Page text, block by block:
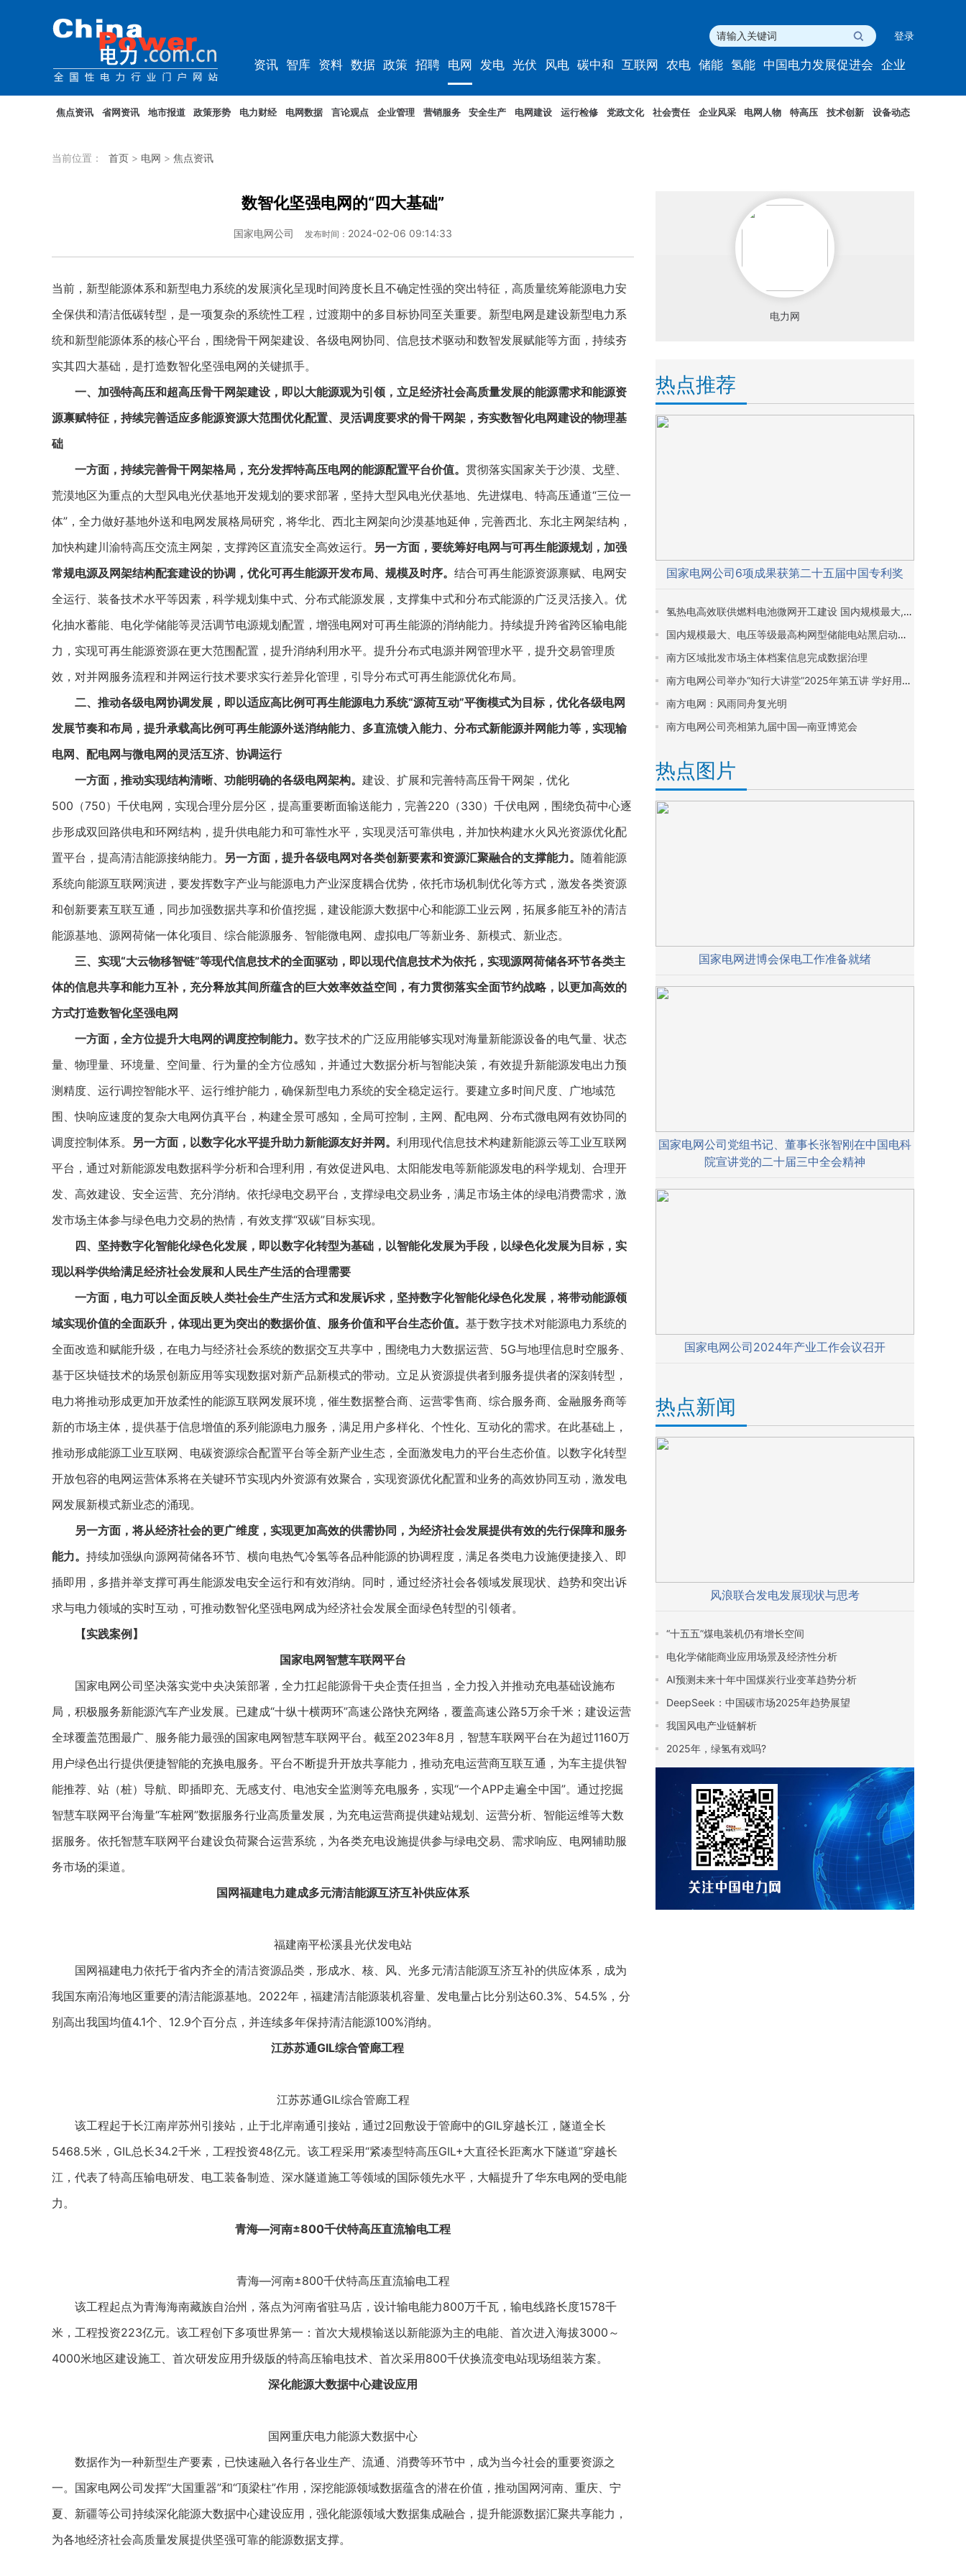
登录
资讯 智库 资料 数据 政策 招聘 电网 发电 光伏 风电 碳中和 互联网 农电 储能 氢能 中国电力发展促进会 企业
焦点资讯 省网资讯 地市报道 政策形势 电力财经 电网数据 言论观点 企业管理 营销服务 安全生产 电网建设 运行检修 党政文化 社会责任 企业风采 电网人物 特高压 技术创新 设备动态
当前位置： 首页 > 电网 > 焦点资讯
数智化坚强电网的“四大基础”
国家电网公司 发布时间： 2024-02-06 09:14:33
当前，新型能源体系和新型电力系统的发展演化呈现时间跨度长且不确定性强的突出特征，高质量统筹能源电力安
全保供和清洁低碳转型，是一项复杂的系统性工程，过渡期中的多目标协同至关重要。新型电网是建设新型电力系
统和新型能源体系的核心平台，围绕骨干网架建设、各级电网协同、信息技术驱动和数智发展赋能等方面，持续夯
实其四大基础，是打造数智化坚强电网的关键抓手。
一、加强特高压和超高压骨干网架建设，即以大能源观为引领，立足经济社会高质量发展的能源需求和能源资
源禀赋特征，持续完善适应多能源资源大范围优化配置、灵活调度要求的骨干网架，夯实数智化电网建设的物理基
础
一方面，持续完善骨干网架格局，充分发挥特高压电网的能源配置平台价值。 贯彻落实国家关于沙漠、戈壁、
荒漠地区为重点的大型风电光伏基地开发规划的要求部署，坚持大型风电光伏基地、先进煤电、特高压通道“三位一
体”，全力做好基地外送和电网发展格局研究，将华北、西北主网架向沙漠基地延伸，完善西北、东北主网架结构，
加快构建川渝特高压交流主网架，支撑跨区直流安全高效运行。 另一方面，要统筹好电网与可再生能源规划，加强
常规电源及网架结构配套建设的协调，优化可再生能源开发布局、规模及时序。 结合可再生能源资源禀赋、电网安
全运行、装备技术水平等因素，科学规划集中式、分布式能源发展，支撑集中式和分布式能源的广泛灵活接入。优
化抽水蓄能、电化学储能等灵活调节电源规划配置，增强电网对可再生能源的消纳能力。持续提升跨省跨区输电能
力，实现可再生能源资源在更大范围配置，提升消纳利用水平。提升分布式电源并网管理水平，提升交易管理质
效，对并网服务流程和并网运行技术要求实行差异化管理，引导分布式可再生能源优化布局。
二、推动各级电网协调发展，即以适应高比例可再生能源电力系统“源荷互动”平衡模式为目标，优化各级电网
发展节奏和布局，提升承载高比例可再生能源外送消纳能力、多直流馈入能力、分布式新能源并网能力等，实现输
电网、配电网与微电网的灵活互济、协调运行
一方面，推动实现结构清晰、功能明确的各级电网架构。 建设、扩展和完善特高压骨干网架，优化
500（750）千伏电网，实现合理分层分区，提高重要断面输送能力，完善220（330）千伏电网，围绕负荷中心逐
步形成双回路供电和环网结构，提升供电能力和可靠性水平，实现灵活可靠供电，并加快构建水火风光资源优化配
置平台，提高清洁能源接纳能力。 另一方面，提升各级电网对各类创新要素和资源汇聚融合的支撑能力。 随着能源
系统向能源互联网演进，要发挥数字产业与能源电力产业深度耦合优势，依托市场机制优化等方式，激发各类资源
和创新要素互联互通，同步加强数据共享和价值挖掘，建设能源大数据中心和能源工业云网，拓展多能互补的清洁
能源基地、源网荷储一体化项目、综合能源服务、智能微电网、虚拟电厂等新业务、新模式、新业态。
三、实现“大云物移智链”等现代信息技术的全面驱动，即以现代信息技术为依托，实现源网荷储各环节各类主
体的信息共享和能力互补，充分释放其间所蕴含的巨大效率效益空间，有力贯彻落实全面节约战略，以更加高效的
方式打造数智化坚强电网
一方面，全方位提升大电网的调度控制能力。 数字技术的广泛应用能够实现对海量新能源设备的电气量、状态
量、物理量、环境量、空间量、行为量的全方位感知，并通过大数据分析与智能决策，有效提升新能源发电出力预
测精度、运行调控智能水平、运行维护能力，确保新型电力系统的安全稳定运行。要建立多时间尺度、广地域范
围、快响应速度的复杂大电网仿真平台，构建全景可感知，全局可控制，主网、配电网、分布式微电网有效协同的
调度控制体系。 另一方面，以数字化水平提升助力新能源友好并网。 利用现代信息技术构建新能源云等工业互联网
平台，通过对新能源发电数据科学分析和合理利用，有效促进风电、太阳能发电等新能源发电的科学规划、合理开
发、高效建设、安全运营、充分消纳。依托绿电交易平台，支撑绿电交易业务，满足市场主体的绿电消费需求，激
发市场主体参与绿色电力交易的热情，有效支撑“双碳”目标实现。
四、坚持数字化智能化绿色化发展，即以数字化转型为基础，以智能化发展为手段，以绿色化发展为目标，实
现以科学供给满足经济社会发展和人民生产生活的合理需要
一方面，电力可以全面反映人类社会生产生活方式和发展诉求，坚持数字化智能化绿色化发展，将带动能源领
域实现价值的全面跃升，体现出更为突出的数据价值、服务价值和平台生态价值。 基于数字技术对能源电力系统的
全面改造和赋能升级，在电力与经济社会系统的数据交互共享中，围绕电力大数据运营、5G与地理信息时空服务、
基于区块链技术的场景创新应用等实现数据对新产品新模式的带动。立足从资源提供者到服务提供者的深刻转型，
电力将推动形成更加开放柔性的能源互联网发展环境，催生数据整合商、运营零售商、综合服务商、金融服务商等
新的市场主体，提供基于信息增值的系列能源电力服务，满足用户多样化、个性化、互动化的需求。在此基础上，
推动形成能源工业互联网、电碳资源综合配置平台等全新产业生态，全面激发电力的平台生态价值。以数字化转型
开放包容的电网运营体系将在关键环节实现内外资源有效聚合，实现资源优化配置和业务的高效协同互动，激发电
网发展新模式新业态的涌现。
另一方面，将从经济社会的更广维度，实现更加高效的供需协同，为经济社会发展提供有效的先行保障和服务
能力。 持续加强纵向源网荷储各环节、横向电热气冷氢等各品种能源的协调程度，满足各类电力设施便捷接入、即
插即用，多措并举支撑可再生能源发电安全运行和有效消纳。同时，通过经济社会各领域发展现状、趋势和突出诉
求与电力领域的实时互动，可推动数智化坚强电网成为经济社会发展全面绿色转型的引领者。
【实践案例】
国家电网智慧车联网平台
国家电网公司坚决落实党中央决策部署，全力扛起能源骨干央企责任担当，全力投入并推动充电基础设施布
局，积极服务新能源汽车产业发展。已建成“十纵十横两环”高速公路快充网络，覆盖高速公路5万余千米；建设运营
全球覆盖范围最广、服务能力最强的国家电网智慧车联网平台。截至2023年8月，智慧车联网平台在为超过1160万
用户绿色出行提供便捷智能的充换电服务。平台不断提升开放共享能力，推动充电运营商互联互通，为车主提供智
能推荐、站（桩）导航、即插即充、无感支付、电池安全监测等充电服务，实现“一个APP走遍全中国”。通过挖掘
智慧车联网平台海量“车桩网”数据服务行业高质量发展，为充电运营商提供建站规划、运营分析、智能运维等大数
据服务。依托智慧车联网平台建设负荷聚合运营系统，为各类充电设施提供参与绿电交易、需求响应、电网辅助服
务市场的渠道。
国网福建电力建成多元清洁能源互济互补供应体系
福建南平松溪县光伏发电站
国网福建电力依托于省内齐全的清洁资源品类，形成水、核、风、光多元清洁能源互济互补的供应体系，成为
我国东南沿海地区重要的清洁能源基地。2022年，福建清洁能源装机容量、发电量占比分别达60.3%、54.5%，分
别高出我国均值4.1个、12.9个百分点，并连续多年保持清洁能源100%消纳。
江苏苏通GIL综合管廊工程
江苏苏通GIL综合管廊工程
该工程起于长江南岸苏州引接站，止于北岸南通引接站，通过2回敷设于管廊中的GIL穿越长江，隧道全长
5468.5米，GIL总长34.2千米，工程投资48亿元。该工程采用“紧凑型特高压GIL+大直径长距离水下隧道”穿越长
江，代表了特高压输电研发、电工装备制造、深水隧道施工等领域的国际领先水平，大幅提升了华东电网的受电能
力。
青海—河南±800千伏特高压直流输电工程
青海—河南±800千伏特高压直流输电工程
该工程起点为青海海南藏族自治州，落点为河南省驻马店，设计输电能力800万千瓦，输电线路长度1578千
米，工程投资223亿元。该工程创下多项世界第一：首次大规模输送以新能源为主的电能、首次进入海拔3000～
4000米地区建设施工、首次研发应用升级版的特高压输电技术、首次采用800千伏换流变电站现场组装方案。
深化能源大数据中心建设应用
国网重庆电力能源大数据中心
数据作为一种新型生产要素，已快速融入各行各业生产、流通、消费等环节中，成为当今社会的重要资源之
一。国家电网公司发挥“大国重器”和“顶梁柱”作用，深挖能源领域数据蕴含的潜在价值，推动国网河南、重庆、宁
夏、新疆等公司持续深化能源大数据中心建设应用，强化能源领域大数据集成融合，提升能源数据汇聚共享能力，
为各地经济社会高质量发展提供坚强可靠的能源数据支撑。
电力网
热点推荐
国家电网公司6项成果获第二十五届中国专利奖
氢热电高效联供燃料电池微网开工建设 国内规模最大,预计2026年建成
国内规模最大、电压等级最高构网型储能电站黑启动试验成功
南方区域批发市场主体档案信息完成数据治理
南方电网公司举办“知行大讲堂”2025年第五讲 学好用好科学的思想方法和工作方法 不断开创公司高质量发展新局面
南方电网：风雨同舟复光明
南方电网公司亮相第九届中国—南亚博览会
热点图片
国家电网进博会保电工作准备就绪
国家电网公司党组书记、董事长张智刚在中国电科
院宣讲党的二十届三中全会精神
国家电网公司2024年产业工作会议召开
热点新闻
风浪联合发电发展现状与思考
“十五五”煤电装机仍有增长空间
电化学储能商业应用场景及经济性分析
AI预测未来十年中国煤炭行业变革趋势分析
DeepSeek：中国碳市场2025年趋势展望
我国风电产业链解析
2025年，绿氢有戏吗?